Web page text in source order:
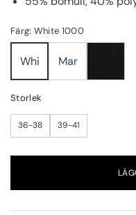
Färg: White 1000
Whi Mar
Storlek
36-38 39-41